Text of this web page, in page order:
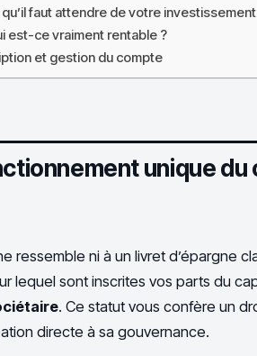
faut attendre de votre investissement
est-ce vraiment rentable ?
et gestion du compte
unique
ressemble ni à un livret d’épargne
lequel sont inscrites vos parts du
. Ce statut vous confère un
directe à sa gouvernance.